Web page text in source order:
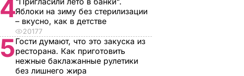
Украины
8 августа, 08.33МИР
4Яблоки на зиму без стерилизации
– вкусно, как в детстве
20177
5Гости думают, что это закуска из
ресторана. Как приготовить
нежные баклажанные рулетики
без лишнего жира